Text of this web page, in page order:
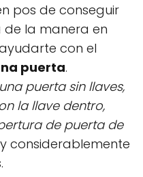
pos de conseguir
la manera en
con el
puerta.
puerta sin llaves,
la llave dentro,
de puerta de
y considerablemente